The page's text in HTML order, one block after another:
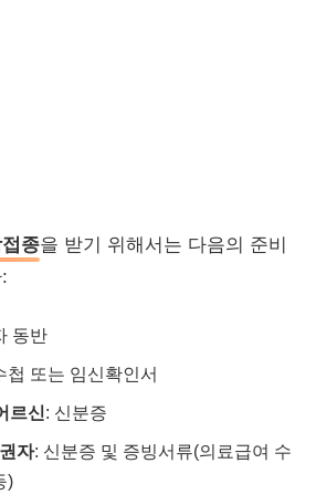
종을 받기 위해서는 다음의 준비
동반
첩 또는 임신확인서
르신: 신분증
자: 신분증 및 증빙서류(의료급여 수
)